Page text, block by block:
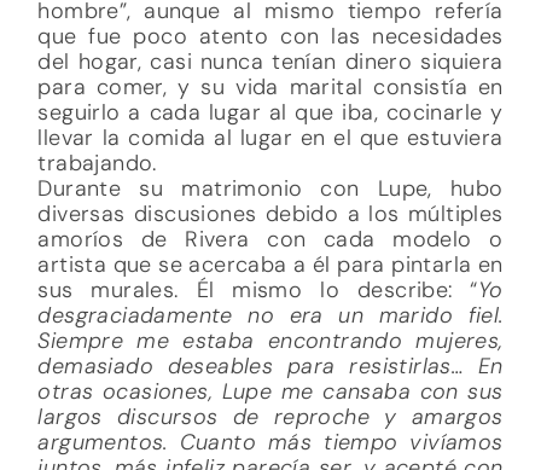
hombre”, aunque al mismo tiempo refería
que fue poco atento con las necesidades
del hogar, casi nunca tenían dinero siquiera
para comer, y su vida marital consistía en
seguirlo a cada lugar al que iba, cocinarle y
llevar la comida al lugar en el que estuviera
trabajando.
Durante su matrimonio con Lupe, hubo
diversas discusiones debido a los múltiples
amoríos de Rivera con cada modelo o
artista que se acercaba a él para pintarla en
sus murales. Él mismo lo describe: “Yo
desgraciadamente no era un marido fiel.
Siempre me estaba encontrando mujeres,
demasiado deseables para resistirlas… En
otras ocasiones, Lupe me cansaba con sus
largos discursos de reproche y amargos
argumentos. Cuanto más tiempo vivíamos